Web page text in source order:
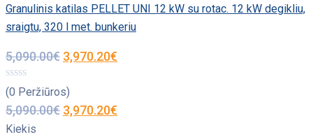
Granulinis katilas PELLET UNI 12 kW su rotac. 12 kW degikliu,
sraigtu, 320 l met. bunkeriu
5,090.00€ 3,970.20€
(0 Peržiūros)
5,090.00€ 3,970.20€
Kiekis